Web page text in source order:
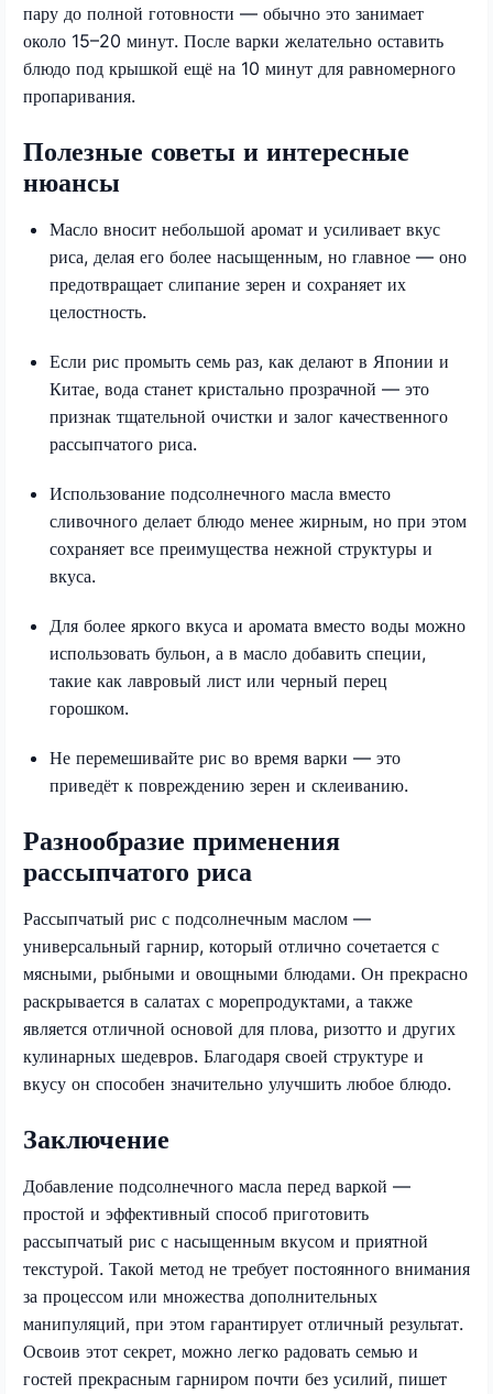
пару до полной готовности — обычно это занимает
около 15–20 минут. После варки желательно оставить
блюдо под крышкой ещё на 10 минут для равномерного
пропаривания.
Полезные советы и интересные
нюансы
Масло вносит небольшой аромат и усиливает вкус
риса, делая его более насыщенным, но главное — оно
предотвращает слипание зерен и сохраняет их
целостность.
Если рис промыть семь раз, как делают в Японии и
Китае, вода станет кристально прозрачной — это
признак тщательной очистки и залог качественного
рассыпчатого риса.
Использование подсолнечного масла вместо
сливочного делает блюдо менее жирным, но при этом
сохраняет все преимущества нежной структуры и
вкуса.
Для более яркого вкуса и аромата вместо воды можно
использовать бульон, а в масло добавить специи,
такие как лавровый лист или черный перец
горошком.
Не перемешивайте рис во время варки — это
приведёт к повреждению зерен и склеиванию.
Разнообразие применения
рассыпчатого риса
Рассыпчатый рис с подсолнечным маслом —
универсальный гарнир, который отлично сочетается с
мясными, рыбными и овощными блюдами. Он прекрасно
раскрывается в салатах с морепродуктами, а также
является отличной основой для плова, ризотто и других
кулинарных шедевров. Благодаря своей структуре и
вкусу он способен значительно улучшить любое блюдо.
Заключение
Добавление подсолнечного масла перед варкой —
простой и эффективный способ приготовить
рассыпчатый рис с насыщенным вкусом и приятной
текстурой. Такой метод не требует постоянного внимания
за процессом или множества дополнительных
манипуляций, при этом гарантирует отличный результат.
Освоив этот секрет, можно легко радовать семью и
гостей прекрасным гарниром почти без усилий, пишет